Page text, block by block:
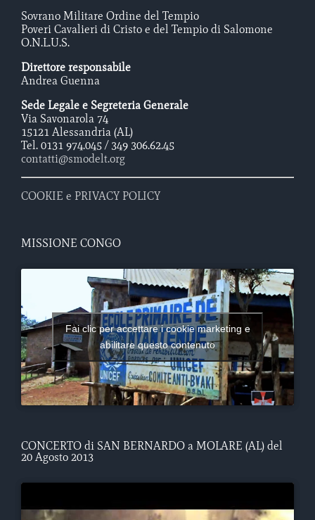
Sovrano Militare Ordine del Tempio
Poveri Cavalieri di Cristo e del Tempio di Salomone
O.N.L.U.S.
Direttore responsabile
Andrea Guenna
Sede Legale e Segreteria Generale
Via Savonarola 74
15121 Alessandria (AL)
Tel. 0131 974.045 / 349 306.62.45
contatti@smodelt.org
COOKIE e PRIVACY POLICY
MISSIONE CONGO
Fai clic per accettare i cookie marketing e
abilitare questo contenuto
CONCERTO di SAN BERNARDO a MOLARE (AL) del
20 Agosto 2013